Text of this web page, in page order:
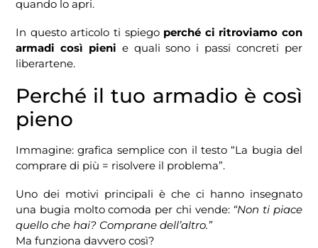
quando lo apri.
In questo articolo ti spiego perché ci ritroviamo con
armadi così pieni e quali sono i passi concreti per
liberartene.
Perché il tuo armadio è così
pieno
Immagine: grafica semplice con il testo “La bugia del
comprare di più = risolvere il problema”.
Uno dei motivi principali è che ci hanno insegnato
una bugia molto comoda per chi vende: “Non ti piace
quello che hai? Comprane dell’altro.”
Ma funziona davvero così?